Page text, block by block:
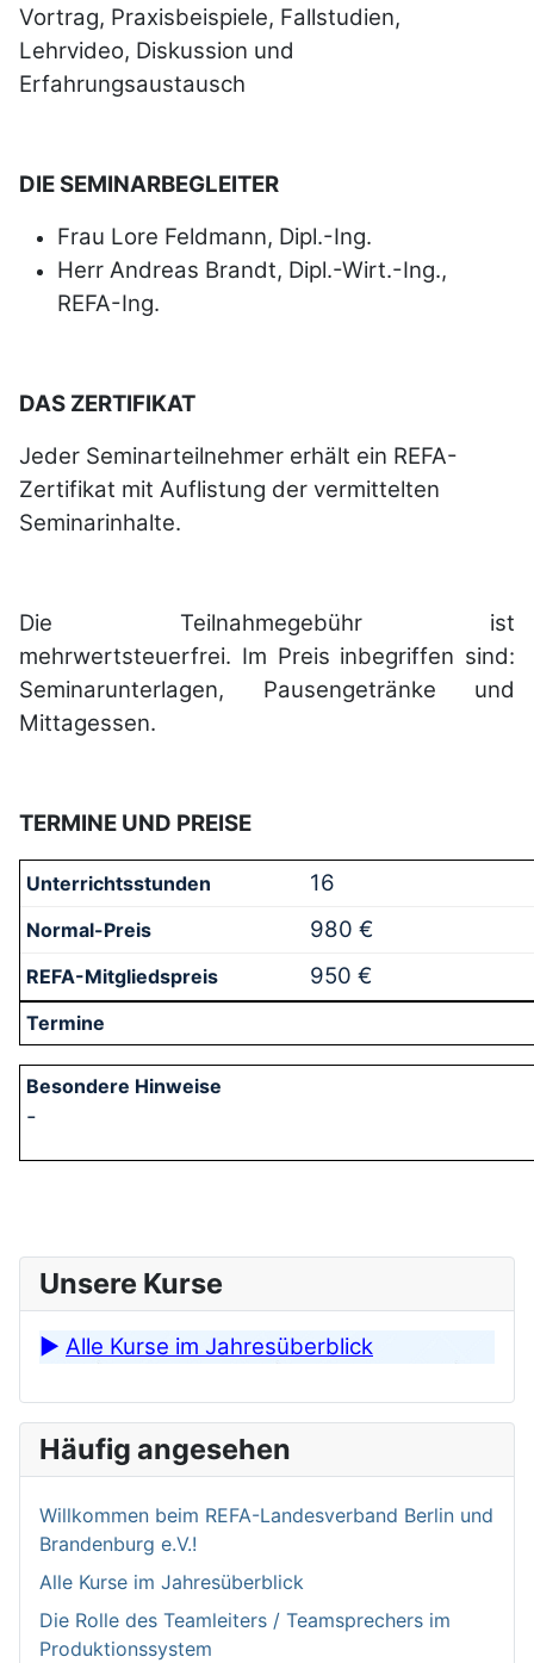
Vortrag, Praxisbeispiele, Fallstudien,
Lehrvideo, Diskussion und
Erfahrungsaustausch
DIE SEMINARBEGLEITER
Frau Lore Feldmann, Dipl.-Ing.
Herr Andreas Brandt, Dipl.-Wirt.-Ing.,
REFA-Ing.
DAS ZERTIFIKAT
Jeder Seminarteilnehmer erhält ein REFA-
Zertifikat mit Auflistung der vermittelten
Seminarinhalte.
Die Teilnahmegebühr ist
mehrwertsteuerfrei. Im Preis inbegriffen sind:
Seminarunterlagen, Pausengetränke und
Mittagessen.
TERMINE UND PREISE
16
980 €
950 €
-
Unsere Kurse
► Alle Kurse im Jahresüberblick
Häufig angesehen
Willkommen bei­m REFA-Landesverband Berlin und
Brandenburg e.V.!
Alle Kurse im Jahresüberblick
Die Rolle des Teamleiters / Teamsprechers im
Produktionssystem